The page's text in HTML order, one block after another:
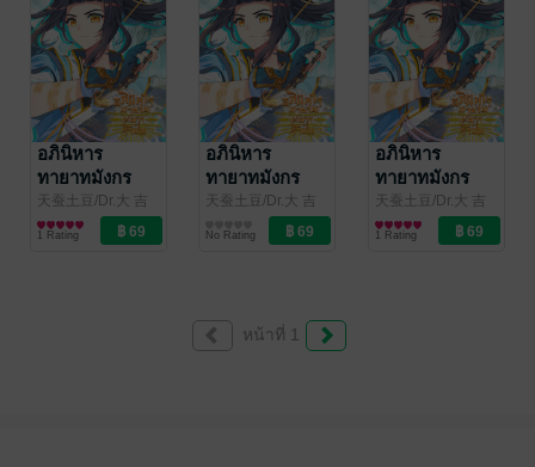
อภินิหาร
ทายาทมังกร
จอมราชัน เล่ม
67
天蚕土豆/Dr.大 吉
(ดร.ต้าจี๋)/เจียโหยว
(เทียนถานถู่โต้ว) ผู้
การ์ตูนทั่วไป
1 Rating
อภินิหาร
ทายาทมังกร
จอมราชัน เล่ม
天蚕土豆/Dr.大 吉
(ดร.ต้าจี๋)/เจียโหยว
(เทียนถานถู่โต้ว) ผู้
การ์ตูนทั่วไป
No Rating
อภินิหาร
ทายาทมังกร
จอมราชัน เล่ม
65
天蚕土豆/Dr.大 吉
(ดร.ต้าจี๋)/เจียโหยว
(เทียนถานถู่โต้ว) ผู้
การ์ตูนทั่วไป
1 Rating
หน้าที่ 1